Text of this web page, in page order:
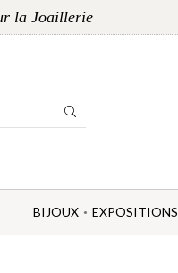
la Joaillerie
BIJOUX EXPOSITIONS